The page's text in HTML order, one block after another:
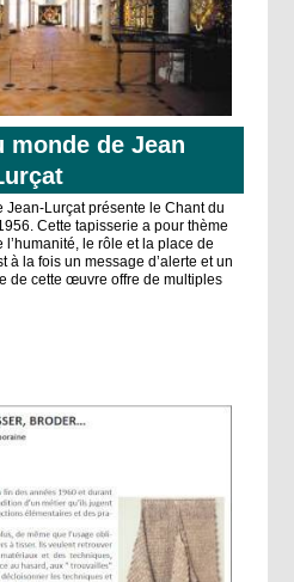
monde de Jean
Lurçat présente le Chant du
Cette tapisserie a pour thème
le rôle et la place de
à la fois un message d’alerte et un
de cette œuvre offre de multiples